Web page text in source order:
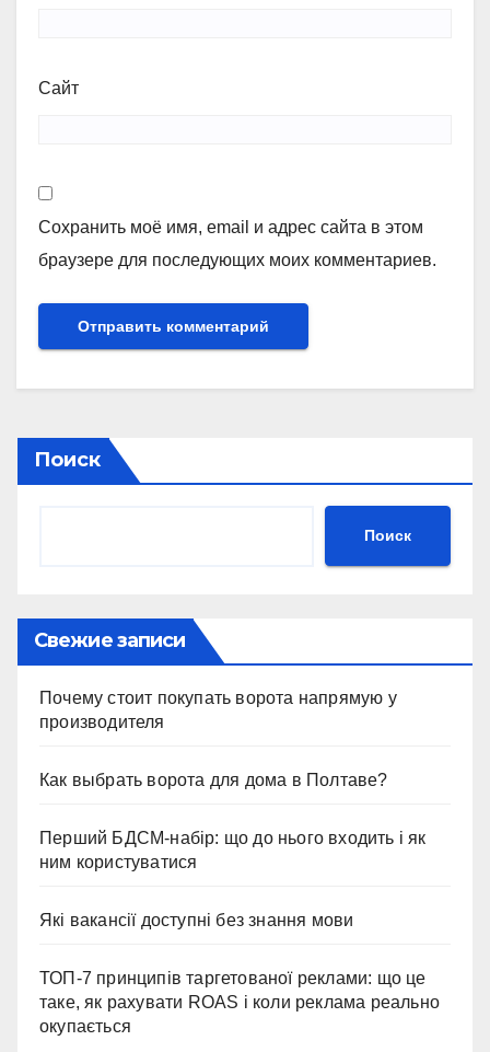
Сайт
Сохранить моё имя, email и адрес сайта в этом
браузере для последующих моих комментариев.
Поиск
Поиск
Свежие записи
Почему стоит покупать ворота напрямую у
производителя
Как выбрать ворота для дома в Полтаве?
Перший БДСМ-набір: що до нього входить і як
ним користуватися
Які вакансії доступні без знання мови
ТОП-7 принципів таргетованої реклами: що це
таке, як рахувати ROAS і коли реклама реально
окупається